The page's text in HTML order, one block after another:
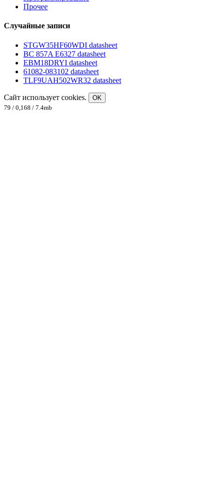
Прочее
Случайные записи
STGW35HF60WDI datasheet
BC 857A E6327 datasheet
EBM18DRYI datasheet
61082-083102 datasheet
TLF9UAH502WR32 datasheet
Сайт использует cookies.
OK
79 / 0,168 / 7.4mb